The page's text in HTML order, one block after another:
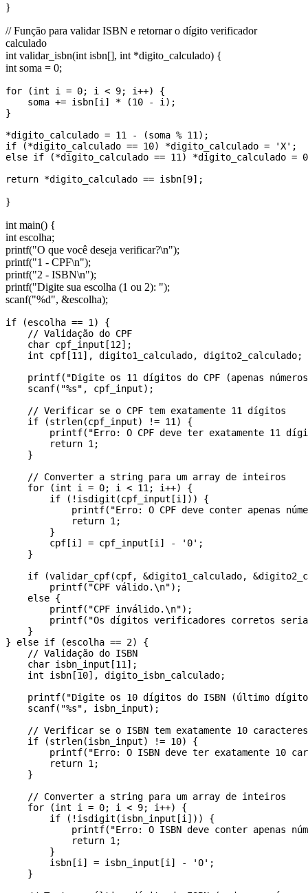
}
// Função para validar ISBN e retornar o dígito verificador
calculado
int validar_isbn(int isbn[], int *digito_calculado) {
int soma = 0;
for (int i = 0; i < 9; i++) {
    soma += isbn[i] * (10 - i);
}
*digito_calculado = 11 - (soma % 11);
if (*digito_calculado == 10) *digito_calculado = 'X';
else if (*digito_calculado == 11) *digito_calculado =
}
int main() {
int escolha;
printf("O que você deseja verificar?\n");
printf("1 - CPF\n");
printf("2 - ISBN\n");
printf("Digite sua escolha (1 ou 2): ");
scanf("%d", &escolha);
if (escolha == 1) {
    // Validação do CPF
    char cpf_input[12];
    int cpf[11], digito1_calculado, digito2_calculado;
printf("Digite os 11 dígitos do CPF (apenas
    scanf("%s", cpf_input);
    // Verificar se o CPF tem exatamente 11 dígitos
    if (strlen(cpf_input) != 11) {
printf("Erro: O CPF deve ter exatamente 11
        return 1;
    }
    // Converter a string para um array de inteiros
    for (int i = 0; i < 11; i++) {
        if (!isdigit(cpf_input[i])) {
printf("Erro: O CPF deve conter apenas
            return 1;
        }
        cpf[i] = cpf_input[i] - '0';
    }
if (validar_cpf(cpf, &digito1_calculado,
        printf("CPF válido.\n");
    else {
        printf("CPF inválido.\n");
printf("Os dígitos verificadores corretos
    }
} else if (escolha == 2) {
    // Validação do ISBN
    char isbn_input[11];
    int isbn[10], digito_isbn_calculado;
printf("Digite os 10 dígitos do ISBN (último
    scanf("%s", isbn_input);
    // Verificar se o ISBN tem exatamente 10 caracteres
    if (strlen(isbn_input) != 10) {
printf("Erro: O ISBN deve ter exatamente 10
        return 1;
    }
    // Converter a string para um array de inteiros
    for (int i = 0; i < 9; i++) {
        if (!isdigit(isbn_input[i])) {
printf("Erro: O ISBN deve conter apenas
            return 1;
        }
        isbn[i] = isbn_input[i] - '0';
    }